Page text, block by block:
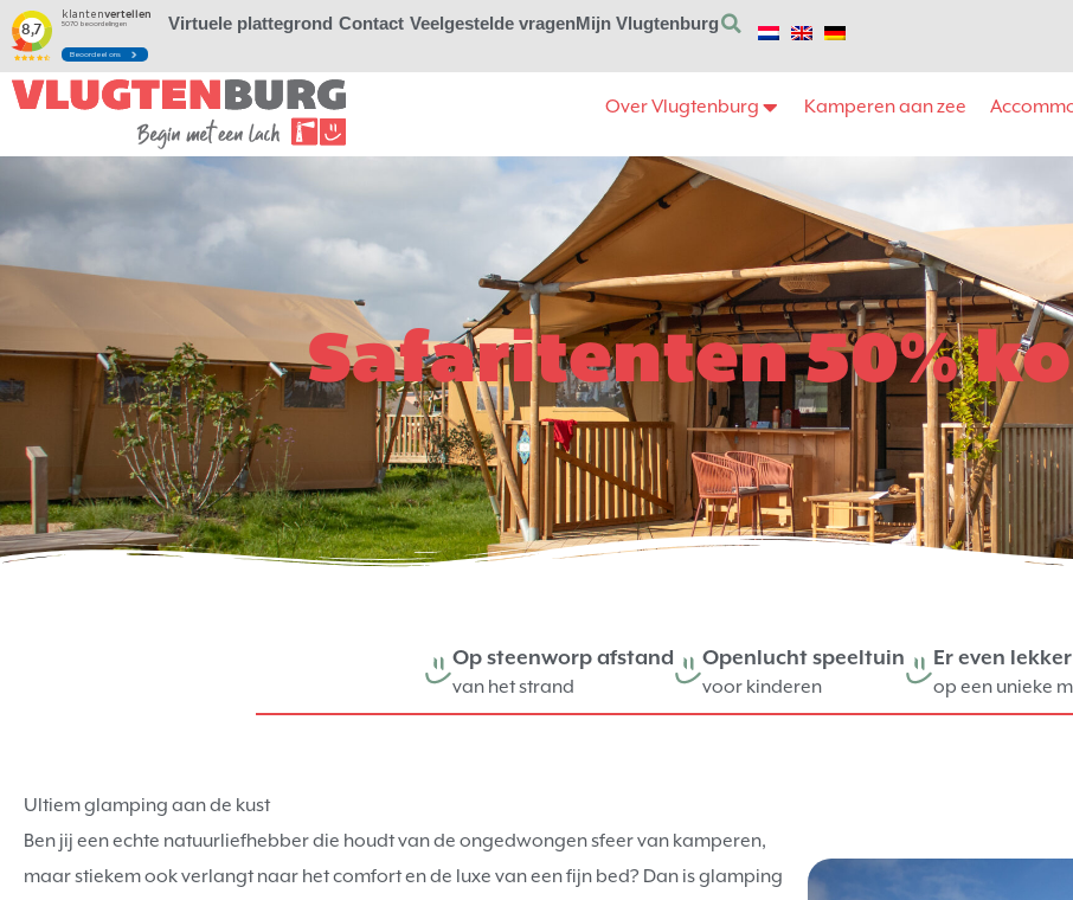
Virtuele plattegrond Contact Veelgestelde vragenMijn Vlugtenburg
Over Vlugtenburg Kamperen aan zee
Safaritenten 50%
Op steenworp afstand
van het strand
Openlucht speeltuin
voor kinderen
Er even
op een unieke
Ultiem glamping aan de kust
Ben jij een echte natuurliefhebber die houdt van de ongedwongen sfeer van kamperen,
maar stiekem ook verlangt naar het comfort en de luxe van een fijn bed? Dan is glamping